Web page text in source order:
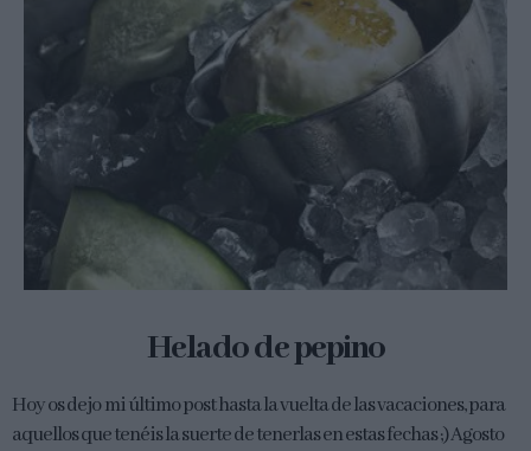
Helado de pepino
Hoy os dejo mi último post hasta la vuelta de las vacaciones, para
aquellos que tenéis la suerte de tenerlas en estas fechas ;) Agosto